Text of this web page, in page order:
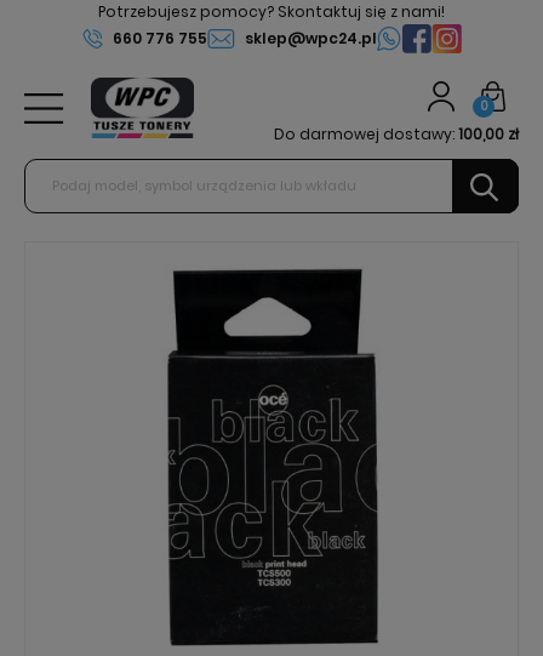
Potrzebujesz pomocy? Skontaktuj się z nami!
660 776 755
sklep@wpc24.pl
0
Do darmowej dostawy:100,00 zł